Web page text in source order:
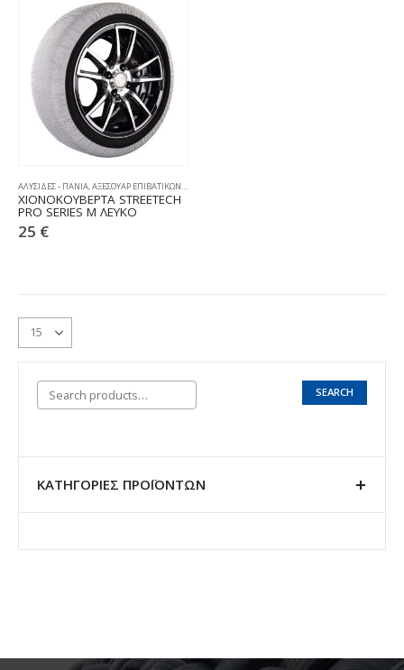
ΑΛΥΣΙΔΕΣ - ΠΑΝΙΑ,ΑΞΕΣΟΥΑΡ ΕΠΙΒΑΤΙΚΩΝ,ΧΙΟΝΟΚΟΥΒΕΡΤΕΣ
ΧΙΟΝΟΚΟΥΒΕΡΤΑ STREETECH
PRO SERIES M ΛΕΥΚΟ
25 €
SEARCH
ΚΑΤΗΓΟΡΊΕΣ ΠΡΟΪΌΝΤΩΝ